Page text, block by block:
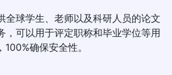
全球学生、老师以及科研人员的论文
，可以用于评定职称和毕业学位等用
100%确保安全性。